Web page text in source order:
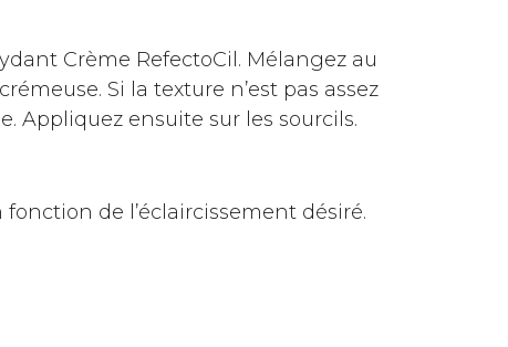
Crème RefectoCil. Mélangez au
Si la texture n’est pas assez
Appliquez ensuite sur les sourcils.
de l’éclaircissement désiré.